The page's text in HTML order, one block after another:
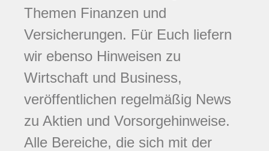
Themen Finanzen und
Versicherungen. Für Euch liefern
wir ebenso Hinweisen zu
Wirtschaft und Business,
veröffentlichen regelmäßig News
zu Aktien und Vorsorgehinweise.
Alle Bereiche, die sich mit der